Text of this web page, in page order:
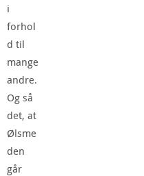
i
forhol
d til
mange
andre.
Og så
det, at
Ølsme
den
går